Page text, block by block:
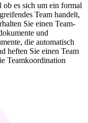
ob es sich um ein formal
Team handelt,
Sie einen Team-
und
die automatisch
heften Sie einen Team
Teamkoordination